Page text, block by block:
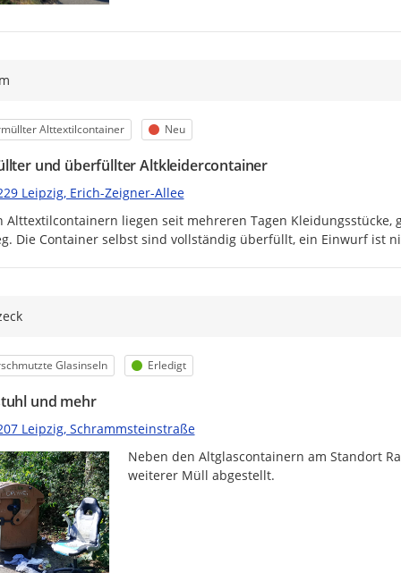
Alttextilcontainer Status
Neu
und überfüllter Altkleidercontainer
Leipzig, Erich-Zeigner-Allee
Alttextilcontainern liegen seit mehreren Tagen Kleidungsstücke,
Die Container selbst sind vollständig überfüllt, ein Einwurf ist
Glasinseln Status
Erledigt
und mehr
Leipzig, Schrammsteinstraße
Neben den Altglascontainern am Standort
weiterer Müll abgestellt.